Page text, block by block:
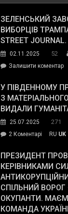
ЗЕЛЕНСЬКИЙ
ВИБОРЦІВ
STREET JOURNAL.
02.11.2025 52
Залишити коментарon
У ПІВДЕННОМУ
З
ВИДАЛИ
25.07.2025 271
2 Коментарі
ОПЗ
з
резерву
RU UK
ПРЕЗИДЕНТ
КЕРІВНИКАМИ
СПІЛЬНИЙ ВОРОГ
ОКУПАНТИ.
КОМАНДА